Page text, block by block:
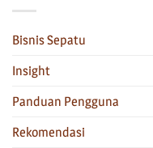
Bisnis Sepatu
Insight
Panduan Pengguna
Rekomendasi